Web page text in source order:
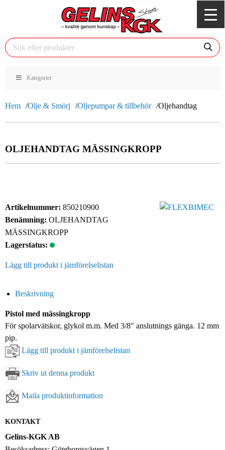
Kategorier
Hem Olje & Smörj Oljepumpar & tillbehör Oljehandtag
OLJEHANDTAG MÄSSINGKROPP
Artikelnummer: 850210900
Benämning: OLJEHANDTAG
MÄSSINGKROPP
Lagerstatus:
Lägg till produkt i jämförelselistan
Beskrivning
Pistol med mässingkropp
För spolarvätskor, glykol m.m. Med 3/8″ anslutnings gänga. 12 mm
pip.
Lägg till produkt i jämförelselistan
Skriv ut denna produkt
Maila produktinformation
KONTAKT
Gelins-KGK AB